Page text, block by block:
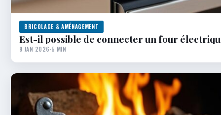
BRICOLAGE & AMÉNAGEMENT
Est-il possible de connecter un four
9 JAN 2026·5 MIN